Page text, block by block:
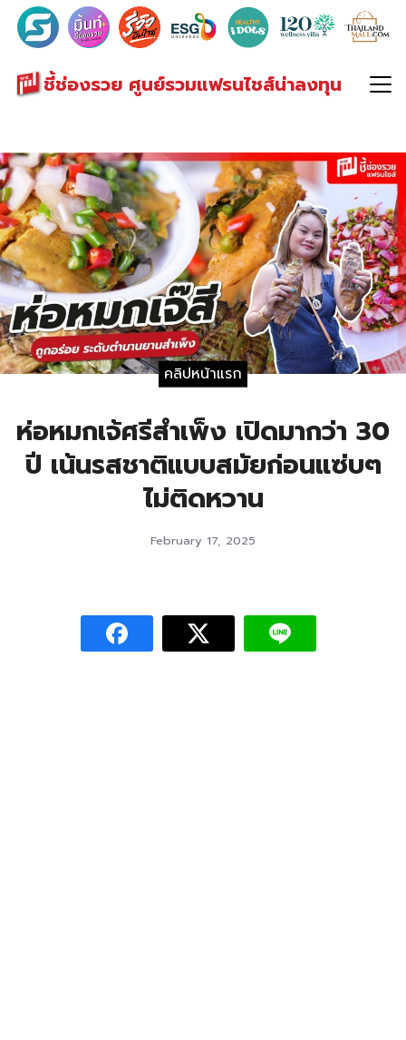
ชี้ช่องรวย ศูนย์รวมแฟรนไชส์น่าลงทุน
Search
for:
คลิปหน้าแรก
ห่อหมกเจ้ศรีสำเพ็ง เปิดมากว่า 30
ปี เน้นรสชาติแบบสมัยก่อนแซ่บๆ
ไม่ติดหวาน
February 17, 2025